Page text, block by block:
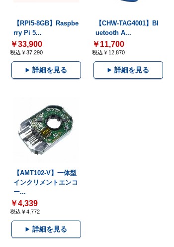
【RPI5-8GB】Raspbe
rry Pi 5...
￥33,900
税込￥37,290
詳細を見る
【CHW-TAG4001】Bl
uetooth A...
￥11,700
税込￥12,870
詳細を見る
【AMT102-V】一体型
インクリメントエンコ
ー...
￥4,339
税込￥4,772
詳細を見る